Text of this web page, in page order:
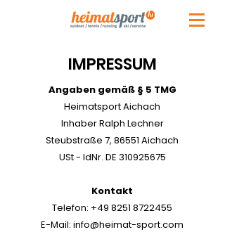
IMPRESSUM
Angaben gemäß § 5 TMG
Heimatsport Aichach
Inhaber Ralph Lechner
Steubstraße 7, 86551 Aichach
USt - IdNr. DE 310925675
Kontakt
Telefon: +49 8251 8722455
E-Mail: info@heimat-sport.com